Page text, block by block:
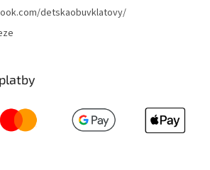
detskaobuvklatovy/